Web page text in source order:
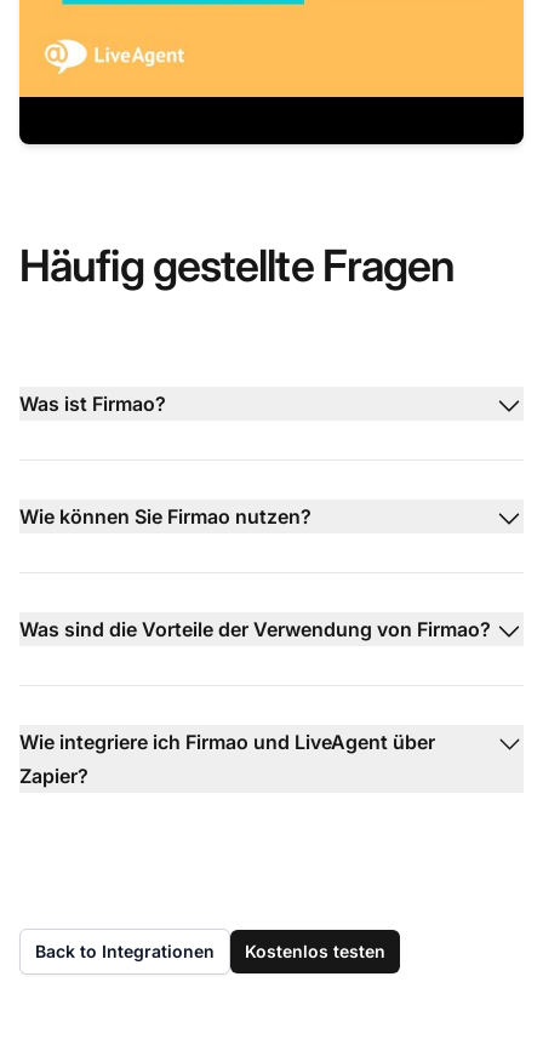
Häufig gestellte Fragen
Was ist Firmao?
Wie können Sie Firmao nutzen?
Was sind die Vorteile der Verwendung von Firmao?
Wie integriere ich Firmao und LiveAgent über
Zapier?
Back to Integrationen Kostenlos testen